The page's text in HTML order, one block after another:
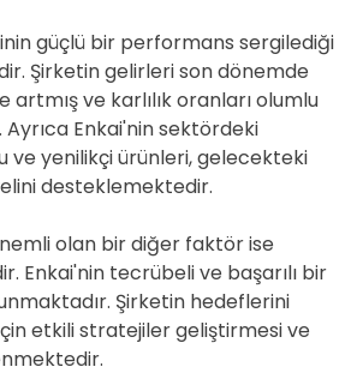
güçlü bir performans sergilediği
Şirketin gelirleri son dönemde
artmış ve karlılık oranları olumlu
Enkai'nin sektördeki
ve yenilikçi ürünleri, gelecekteki
desteklemektedir.
olan bir diğer faktör ise
Enkai'nin tecrübeli ve başarılı bir
Şirketin hedeflerini
etkili stratejiler geliştirmesi ve